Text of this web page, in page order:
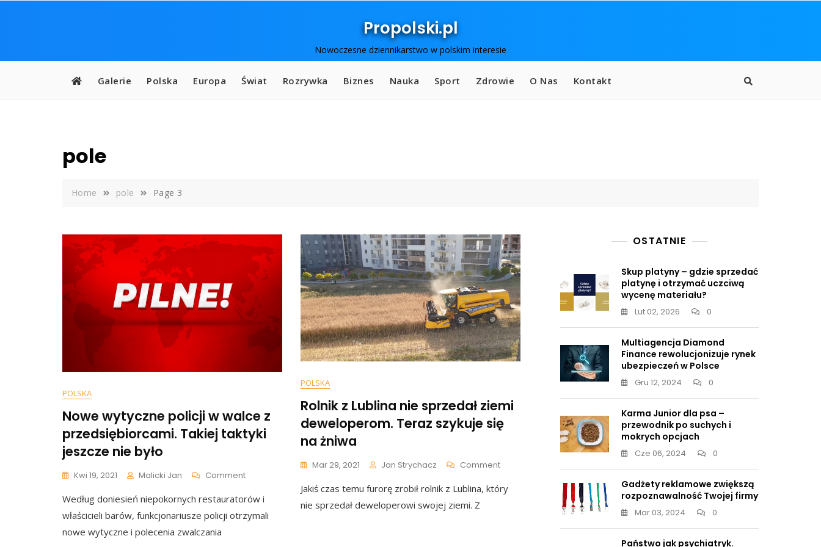
Propolski.pl
Nowoczesne dziennikarstwo w polskim interesie
Galerie Polska Europa Świat Rozrywka Biznes Nauka Sport Zdrowie O Nas Kontakt
pole
Home pole Page 3
POLSKA
Nowe wytyczne policji w walce z
przedsiębiorcami. Takiej taktyki
jeszcze nie było
Kwi 19, 2021 Malicki Jan CommentOn
Wytyczne
Policji
W
Według doniesień niepokornych restauratorów i
właścicieli barów, funkcjonariusze policji otrzymali
nowe wytyczne i polecenia zwalczania
POLSKA
Rolnik z Lublina nie sprzedał ziemi
deweloperom. Teraz szykuje się
na żniwa
Mar 29, 2021 Jan Strychacz CommentOn
Z
Jakiś czas temu furorę zrobił rolnik z Lublina, który
nie sprzedał deweloperowi swojej ziemi. Z
OSTATNIE
Skup platyny – gdzie sprzedać
platynę i otrzymać uczciwą
wycenę materiału?
Lut 02, 2026 0
Multiagencja Diamond
Finance rewolucjonizuje rynek
ubezpieczeń w Polsce
Gru 12, 2024 0
Karma Junior dla psa –
przewodnik po suchych i
mokrych opcjach
Cze 06, 2024 0
Gadżety reklamowe zwiększą
rozpoznawalność Twojej firmy
Mar 03, 2024 0
Państwo jak psychiatryk.